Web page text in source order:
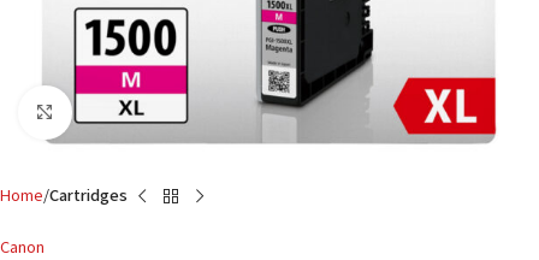
Click to enlarge
Home Cartridges
Canon